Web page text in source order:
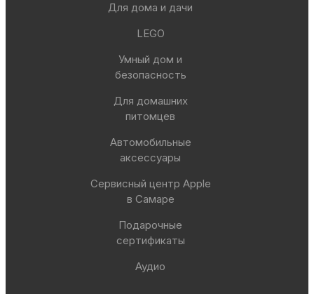
Для дома и дачи
LEGO
Умный дом и
безопасность
Для домашних
питомцев
Автомобильные
аксессуары
Сервисный центр Apple
в Самаре
Подарочные
сертификаты
Аудио